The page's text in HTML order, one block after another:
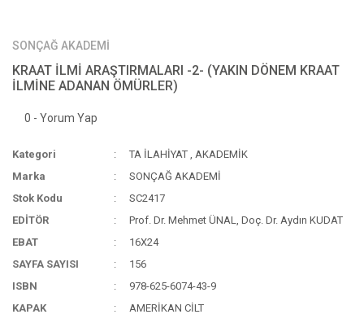
SONÇAĞ AKADEMİ
KRAAT İLMİ ARAŞTIRMALARI -2- (YAKIN DÖNEM KRAAT
İLMİNE ADANAN ÖMÜRLER)
0 - Yorum Yap
Kategori TA İLAHİYAT ,AKADEMİK
Marka
SONÇAĞ AKADEMİ
Stok Kodu
SC2417
EDİTÖR
Prof. Dr. Mehmet ÜNAL, Doç. Dr. Aydın KUDAT
EBAT
16X24
SAYFA SAYISI
156
ISBN
978-625-6074-43-9
KAPAK
AMERİKAN CİLT